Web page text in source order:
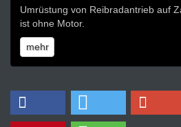
Umrüstung von Reibradantrieb auf
ist ohne Motor.
mehr